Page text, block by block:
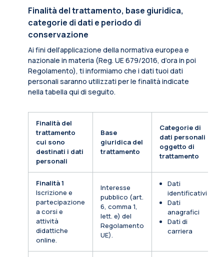
Finalità del trattamento, base giuridica,
categorie di dati e periodo di
conservazione
Ai fini dell’applicazione della normativa europea e
nazionale in materia (Reg. UE 679/2016, d’ora in poi
Regolamento), ti informiamo che i dati tuoi dati
personali saranno utilizzati per le finalità indicate
nella tabella qui di seguito.
Finalità del
trattamento
cui sono
destinati i dati
personali
Base
giuridica del
trattamento
Categorie di
dati personali
oggetto di
trattamento
Finalità 1
Iscrizione e
partecipazione
a corsi e
attività
didattiche
online.
Interesse
pubblico (art.
6, comma 1,
lett. e) del
Regolamento
UE).
Dati
identificativi
Dati
anagrafici
Dati di
carriera